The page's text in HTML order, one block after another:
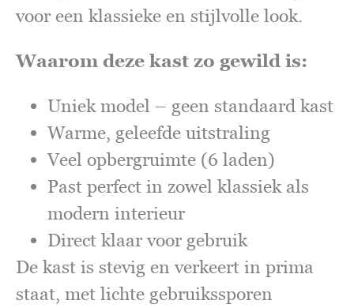
voor een klassieke en stijlvolle look.
Waarom deze kast zo gewild is:
Uniek model – geen standaard kast
Warme, geleefde uitstraling
Veel opbergruimte (6 laden)
Past perfect in zowel klassiek als
modern interieur
Direct klaar voor gebruik
De kast is stevig en verkeert in prima
staat, met lichte gebruikssporen